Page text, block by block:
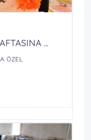
...
ÖZEL